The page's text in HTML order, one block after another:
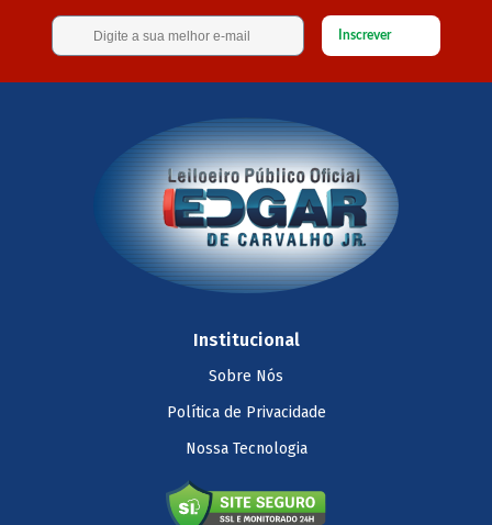
Inscrever
Institucional
Sobre Nós
Política de Privacidade
Nossa Tecnologia